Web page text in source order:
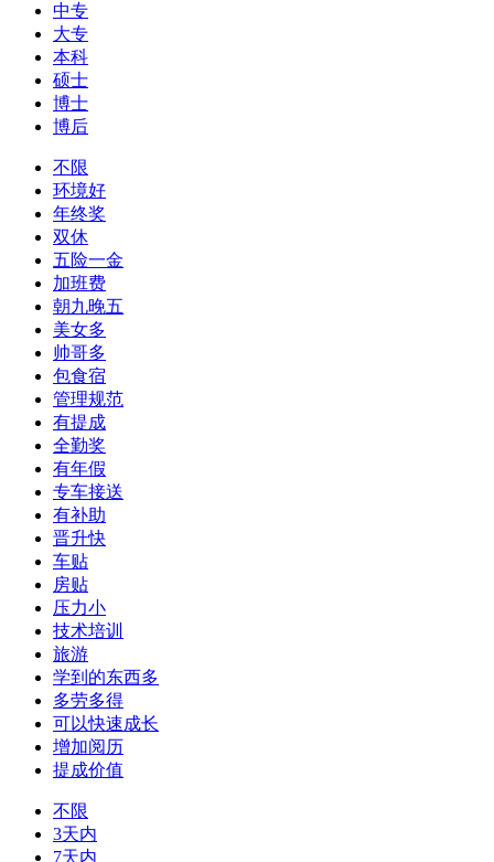
中专
大专
本科
硕士
博士
博后
不限
环境好
年终奖
双休
五险一金
加班费
朝九晚五
美女多
帅哥多
包食宿
管理规范
有提成
全勤奖
有年假
专车接送
有补助
晋升快
车贴
房贴
压力小
技术培训
旅游
学到的东西多
多劳多得
可以快速成长
增加阅历
提成价值
不限
3天内
7天内